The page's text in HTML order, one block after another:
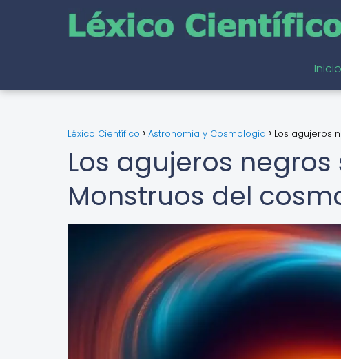
Inicio
Léxico Científico Astronomía y Cosmología Los agujeros
Los agujeros
Monstruos del